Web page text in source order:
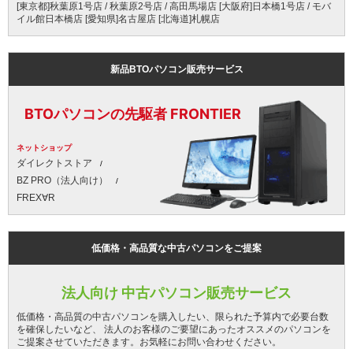
[東京都]秋葉原1号店 / 秋葉原2号店 / 高田馬場店 [大阪府]日本橋1号店 / モバ
イル館日本橋店 [愛知県]名古屋店 [北海道]札幌店
新品BTOパソコン販売サービス
BTOパソコンの先駆者 FRONTIER
ネットショップ
ダイレクトストア
BZ PRO（法人向け）
FREX∀R
低価格・高品質な中古パソコンをご提案
法人向け 中古パソコン販売サービス
低価格・高品質の中古パソコンを購入したい、限られた予算内で必要台数
を確保したいなど、 法人のお客様のご要望にあったオススメのパソコンを
ご提案させていただきます。お気軽にお問い合わせください。